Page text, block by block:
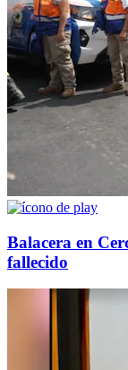
Balacera en
fallecido